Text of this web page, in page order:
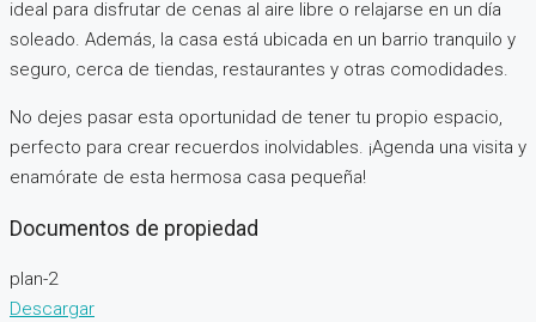
ideal para disfrutar de cenas al aire libre o relajarse en un día
soleado. Además, la casa está ubicada en un barrio tranquilo y
seguro, cerca de tiendas, restaurantes y otras comodidades.
No dejes pasar esta oportunidad de tener tu propio espacio,
perfecto para crear recuerdos inolvidables. ¡Agenda una visita y
enamórate de esta hermosa casa pequeña!
Documentos de propiedad
plan-2
Descargar